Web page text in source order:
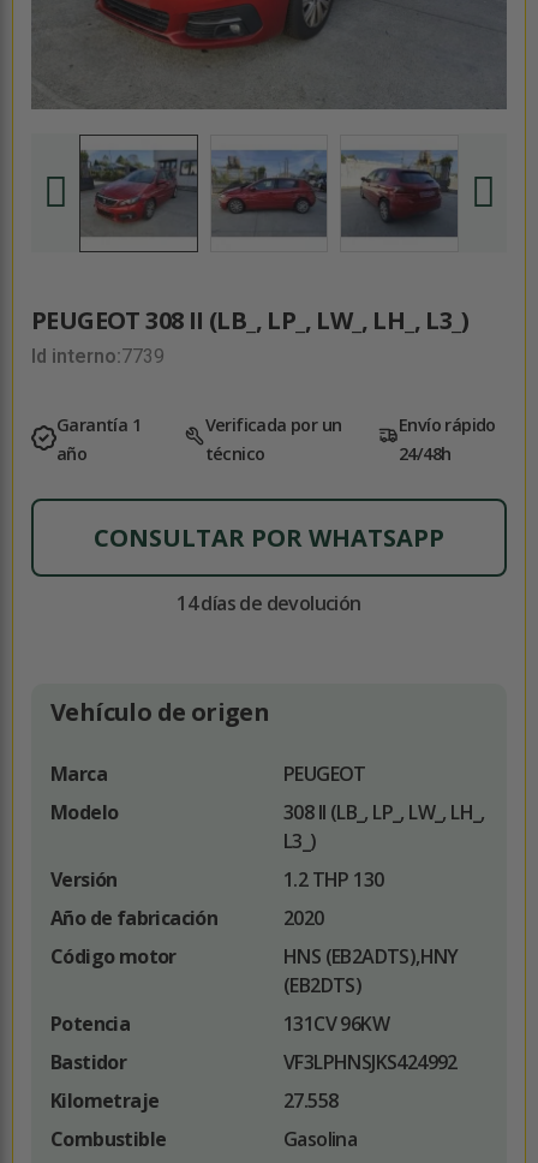
PEUGEOT 308 II (LB_, LP_, LW_, LH_, L3_)
Id interno:7739
Garantía 1
año
Verificada por un
técnico
Envío rápido
24/48h
CONSULTAR POR WHATSAPP
14 días de devolución
Vehículo de origen
Marca
PEUGEOT
Modelo
308 II (LB_, LP_, LW_, LH_,
L3_)
Versión
1.2 THP 130
Año de fabricación
2020
Código motor
HNS (EB2ADTS),HNY
(EB2DTS)
Potencia
131CV 96KW
Bastidor
VF3LPHNSJKS424992
Kilometraje
27.558
Combustible
Gasolina